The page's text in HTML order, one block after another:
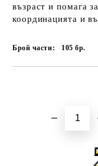
възраст и помага
координацията и
Брой части: 105бр.